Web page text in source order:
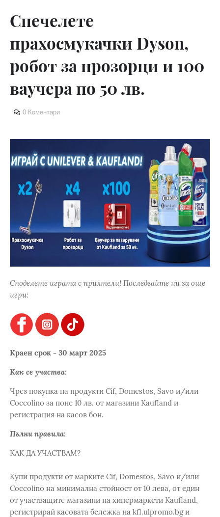
Спечелете
прахосмукачки Dyson,
робот за прозорци и 100
ваучера по 50 лв.
0 Коментари
Споделете играта с приятели! Последвайте ни за още
игри:
Краен срок - 30 март 2025
Как се участва:
Чрез покупка на продукти Cif, Domestos, Savo и/или
Coccolino за поне 10 лв. от магазини Kaufland и
регистрация на касов бон.
Пълни правила:
КАК ДА УЧАСТВАМ?
Купи продукти от марките Cif, Domestos, Savo и/или
Coccolino на минимална стойност от 10 лева, от един
от участващите магазини на хипермаркети Kaufland,
регистрирай касовата бележка на kfl.ulpromo.bg и